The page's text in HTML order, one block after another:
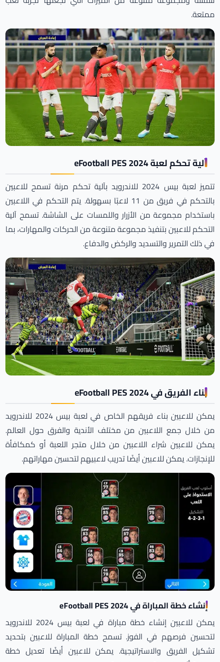
ممتعة.
آلية تحكم لعبة eFootball PES 2024
تتميز لعبة بيس 2024 للاندرويد بآلية تحكم مرنة تسمح للاعبين
بالتحكم في فريق من 11 لاعبًا بسهولة. يتم التحكم في اللاعبين
باستخدام مجموعة من الأزرار واللمسات على الشاشة. تسمح آلية
التحكم للاعبين بتنفيذ مجموعة متنوعة من الحركات والمهارات، بما
في ذلك التمرير والتسديد والركض والدفاع.
بناء الفريق في eFootball PES 2024
يمكن للاعبين بناء فريقهم الخاص في لعبة بيس 2024 للاندرويد
من خلال جمع اللاعبين من مختلف الأندية والفرق حول العالم.
يمكن للاعبين شراء اللاعبين من خلال متجر اللعبة أو كمكافأة
للإنجازات. يمكن للاعبين أيضًا تدريب لاعبيهم لتحسين مهاراتهم.
إنشاء خطة المباراة في eFootball PES 2024
يمكن للاعبين إنشاء خطة مباراة في لعبة بيس 2024 للاندرويد
لتحسين فرصهم في الفوز. تسمح خطة المباراة للاعبين بتحديد
تشكيل الفريق والاستراتيجية. يمكن للاعبين أيضًا تعديل خطة